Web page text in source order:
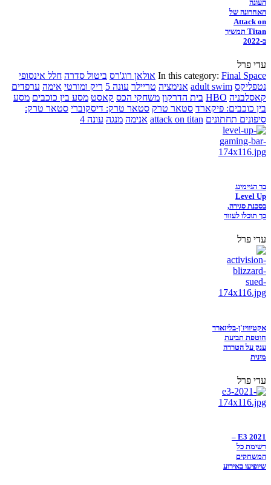
העונה
האחרונה של
Attack on
Titan תמשיך
ב-2022
עדי פרל
In this category: Final Space אולאן רוג'רס ביטול סדרה חלל אינסופי
נטפליקס adult swim אנימציה טריילר עונה 5 ריק ומורטי אימה ערפדים
קאסלבניה HBO בית הדרקון משחקי הכס קאסט מסע בין כוכבים מסע
בין כוכבים: פיקארד סטאר טרק סטאר טרק: דיסקוברי סטאר טרק:
סיפונים תחתונים attack on titan אנימה מנגה עונה 4
בר הגיימינג
Level Up
בסכנת סגירה,
כך תוכלו לעזור
עדי פרל
אקטיוויז'ן-בליזארד
חוטפת תביעת
ענק על הטרדה
מינית
עדי פרל
E3 2021 –
רשימת כל
המשחקים
שיופיעו באירוע